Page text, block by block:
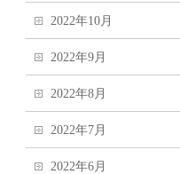
2022年10月
2022年9月
2022年8月
2022年7月
2022年6月